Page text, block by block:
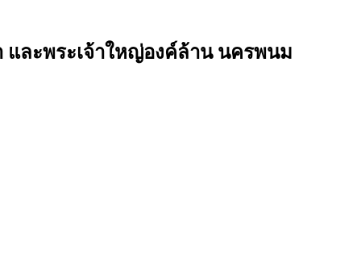
และพระเจ้าใหญ่องค์ล้าน นครพนม